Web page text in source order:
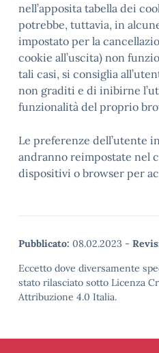
nell’apposita tabella dei
potrebbe, tuttavia, in
impostato per la
cookie all’uscita) non
tali casi, si consiglia
non graditi e di inibirne
funzionalità del proprio
Le preferenze dell’utente
andranno reimpostate nel
dispositivi o browser per
Pubblicato: 08.02.2023 -
Eccetto dove diversamente
stato rilasciato sotto Licenza
Attribuzione 4.0 Italia.